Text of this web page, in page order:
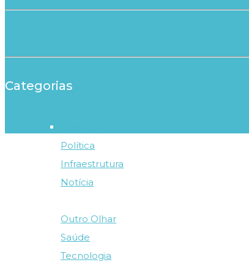
Categorias
Política
Infraestrutura
Notícia
Outro Olhar
Saúde
Tecnologia